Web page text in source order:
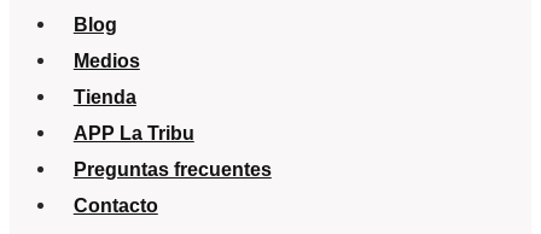
Blog
Medios
Tienda
APP La Tribu
Preguntas frecuentes
Contacto